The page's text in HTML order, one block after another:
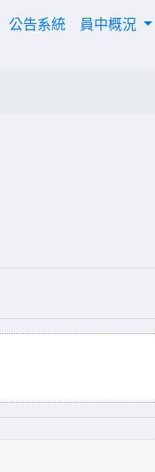
(current)
公告系統 員中概況